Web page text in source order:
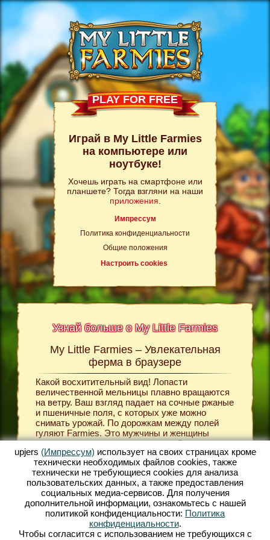
PLAY FOR FREE
Играй в My Little Farmies
на компьютере или
ноутбуке!
Хочешь играть на смартфоне или
планшете? Тогда взгляни на наши
приложения
Импрессум
Политика конфиденциальности
Общие положения
Настроить cookies
Узнай больше о My Little Farmies
My Little Farmies – Увлекательная
ферма в браузере
Какой восхитительный вид! Лопасти
величественной мельницы плавно вращаются
на ветру. Ваш взгляд падает на сочные ржаные
и пшеничные поля, с которых уже можно
снимать урожай. По дорожкам между полей
гуляют Farmies. Это мужчины и женщины
одетые в средневековую одежду. В
разнообразной строительной игреMy Little
Farmiesвы создаёте вашу собственную
деревенскую общину. Вы заботитесь о
хозяйстве, рассаживая зерновые культуры,
фрукты, деревья и овощи. Полученные
природные продукты вы обрабатываете в
различных производственных зданиях, таких
как мельница, пекарня и молочная фабрика.
Игра My Little Farmies предоставит вам
В
затем
вам
для
upjers (Импрессум) использует на своих страницах кроме
технически необходимых файлов сookies, также
технически не требующиеся cookies для анализа
пользовательских данных, а также предоставления
социальных медиа-сервисов. Для получения
дополнительной информации, ознакомьтесь с нашей
политикой конфиденциальности: Политика
конфиденциальности.
Чтобы согласится с использованием не требующихся с